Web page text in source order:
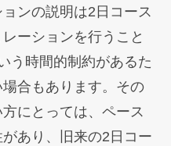
ンの説明は2日コース
ーションを行うこと
う時間的制約があるた
合もあります。その
にとっては、ペース
あり、旧来の2日コー